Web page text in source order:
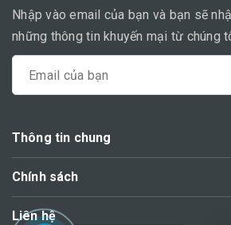
Nhập vào email của bạn và bạn sẽ
những thông tin khuyến mại từ chúng
Thông tin chung
Chính sách
Liên hệ